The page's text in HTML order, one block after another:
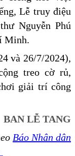
Lễ truy điệu
Nguyễn Phú
Minh.
và 26/7/2024),
treo cờ rủ,
giải trí công
BAN LỄ TANG
Báo Nhân dân